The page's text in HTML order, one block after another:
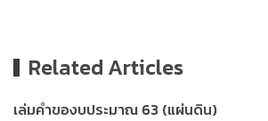
Related Articles
เล่มคำของบประมาณ 63 (แผ่นดิน)